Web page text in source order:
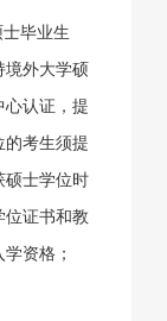
毕业生
境外大学硕
心认证，提
的考生须提
硕士学位时
位证书和教
资格；